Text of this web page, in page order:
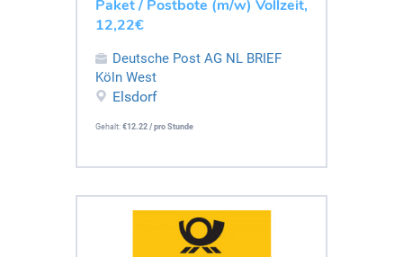
Paket / Postbote (m/w) Vollzeit,
12,22€
Deutsche Post AG NL BRIEF
Köln West
Elsdorf
Gehalt: €12.22 / pro Stunde